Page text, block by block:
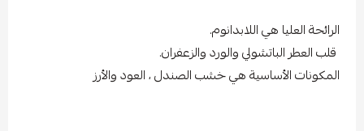
الرائحة العليا هي اللابدانوم.
قلب العطر الباتشولي والورد والزعفران.
المكونات الأساسية هي خشب الصندل ، العود والأرز